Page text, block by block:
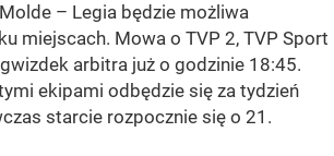
– Legia będzie możliwa
miejscach. Mowa o TVP 2, TVP Sport
arbitra już o godzinie 18:45.
ekipami odbędzie się za tydzień
starcie rozpocznie się o 21.